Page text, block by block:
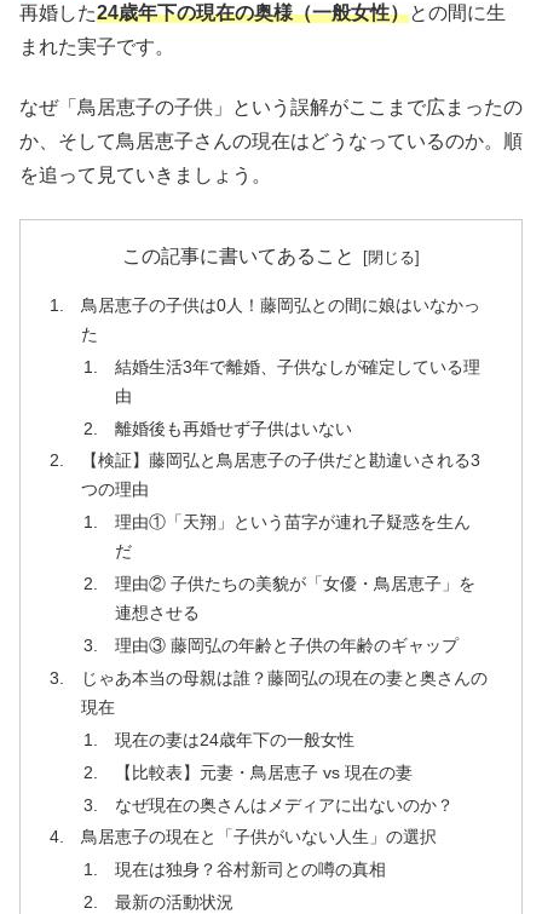
再婚した24歳年下の現在の奥様（一般女性）との間に生
まれた実子です。
なぜ「鳥居恵子の子供」という誤解がここまで広まったの
か、そして鳥居恵子さんの現在はどうなっているのか。順
を追って見ていきましょう。
この記事に書いてあること
鳥居恵子の子供は0人！藤岡弘との間に娘はいなかっ
た
結婚生活3年で離婚、子供なしが確定している理
由
離婚後も再婚せず子供はいない
【検証】藤岡弘と鳥居恵子の子供だと勘違いされる3
つの理由
理由①「天翔」という苗字が連れ子疑惑を生ん
だ
理由② 子供たちの美貌が「女優・鳥居恵子」を
連想させる
理由③ 藤岡弘の年齢と子供の年齢のギャップ
じゃあ本当の母親は誰？藤岡弘の現在の妻と奥さんの
現在
現在の妻は24歳年下の一般女性
【比較表】元妻・鳥居恵子 vs 現在の妻
なぜ現在の奥さんはメディアに出ないのか？
鳥居恵子の現在と「子供がいない人生」の選択
現在は独身？谷村新司との噂の真相
最新の活動状況